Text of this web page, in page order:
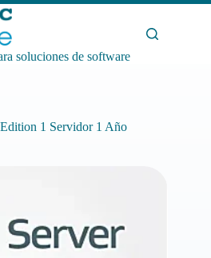
soluciones de software
1 Servidor 1 Año